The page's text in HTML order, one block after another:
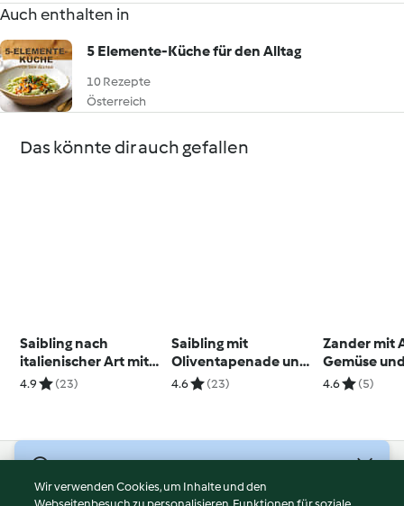
Auch enthalten in
5 Elemente-Küche für den Alltag
10 Rezepte
Österreich
Das könnte dir auch gefallen
Saibling nach
italienischer Art mit
Paprikadip und
4.9 (23)
Saibling mit
Oliventapenade und
Gurken-Kartoffel-
4.6 (23)
Zander mit
Gemüse
4.6 (5)
Wir verwenden Cookies, um Inhalte und den